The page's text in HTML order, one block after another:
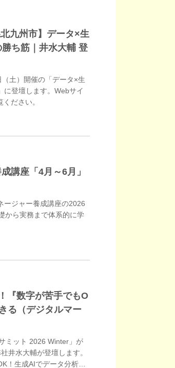
九州市】データ×生
ち筋｜井水大輔 登
土）開催の「データ×生
に登壇します。Webサイ
ださい。
講座「4月～6月」
ージャー養成講座の2026
から実務まで体系的に学
『数字が苦手でもO
る（デジタルマー
ミット 2026 Winter」が
井水大輔が登壇します。
！生成AIでデータ分析が